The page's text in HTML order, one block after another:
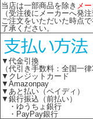
当店は一部商品を除き メ
（受注後にメーカーへ発注
ご注文をいただいた時点
了承ください。
▼代金引換
（代引き手数料：全国一律
▼クレジットカード
▼Amazonpay
▼あと払い（ペイディ）
▼銀行振込（前払い）
・ゆうちょ銀行
・PayPay銀行